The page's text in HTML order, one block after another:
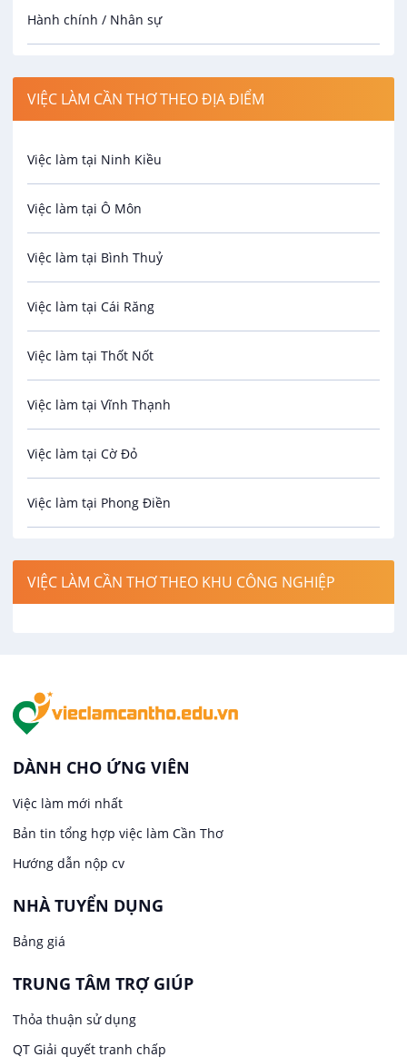
Hành chính / Nhân sự
Spa
Bảo Vệ
An toàn lao động
Bảo hiểm
Biên phiên dịch
Bưu chính viễn thông
Cơ khí
Công nghệ sinh học
Công nghệ thực phẩm
Điện / Điện tử / Điện lạnh
Hàng hải / Hàng không
In ấn / Xuất bản
Kế toán
Lái xe
Lao Động Phổ Thông
Lễ tân
May mặc
Ngân hàng
VIỆC LÀM CẦN THƠ THEO ĐỊA ĐIỂM
Việc làm tại Ninh Kiều
Việc làm tại Ô Môn
Việc làm tại Bình Thuỷ
Việc làm tại Cái Răng
Việc làm tại Thốt Nốt
Việc làm tại Vĩnh Thạnh
Việc làm tại Cờ Đỏ
Việc làm tại Phong Điền
Việc làm tại Cái Khế
Việc làm tại An Bình
Việc làm tại Long Tuyền
Việc làm tại Hưng Phú
Việc làm tại Phước Thới
Việc làm tại Thới Long
Việc làm tại Trung Nhất
Việc làm tại Thuận Hưng
VIỆC LÀM CẦN THƠ THEO KHU CÔNG NGHIỆP
DÀNH CHO ỨNG VIÊN
Việc làm mới nhất
Bản tin tổng hợp việc làm Cần Thơ
Hướng dẫn nộp cv
NHÀ TUYỂN DỤNG
Bảng giá
TRUNG TÂM TRỢ GIÚP
Thỏa thuận sử dụng
QT Giải quyết tranh chấp